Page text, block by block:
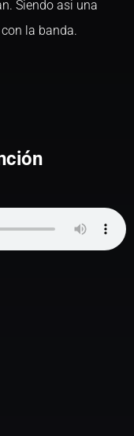
Siendo asi una
la banda.